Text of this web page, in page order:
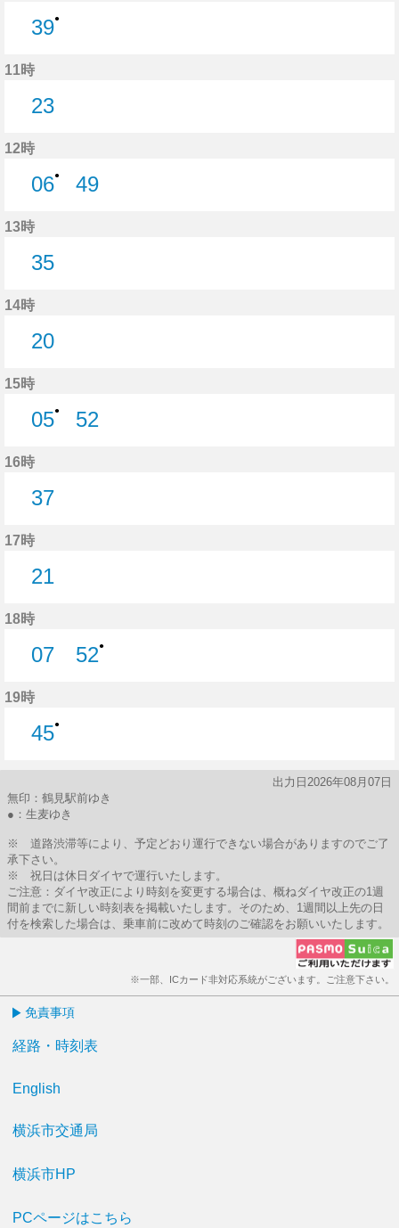
39●
11時
23
12時
06●
49
13時
35
14時
20
15時
05●
52
16時
37
17時
21
18時
07
52●
19時
45●
出力日2026年08月07日
無印：鶴見駅前ゆき
●：生麦ゆき
※ 道路渋滞等により、予定どおり運行できない場合がありますのでご了
承下さい。
※ 祝日は休日ダイヤで運行いたします。
ご注意：ダイヤ改正により時刻を変更する場合は、概ねダイヤ改正の1週
間前までに新しい時刻表を掲載いたします。そのため、1週間以上先の日
付を検索した場合は、乗車前に改めて時刻のご確認をお願いいたします。
※一部、ICカード非対応系統がございます。ご注意下さい。
免責事項
経路・時刻表
English
横浜市交通局
横浜市HP
PCページはこちら